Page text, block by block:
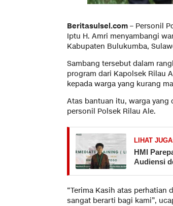
Beritasulsel.com – Personil
Iptu H. Amri menyambangi
Kabupaten Bulukumba,
Sambang tersebut dalam
program dari Kapolsek Rilau
kepada warga yang kurang
Atas bantuan itu, warga
personil Polsek Rilau Ale.
LIHAT
HMI
Audiensi
“Terima Kasih atas perhatian
sangat berarti bagi kami”,